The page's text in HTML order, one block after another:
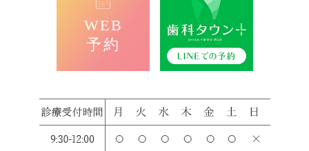
WEB
予約